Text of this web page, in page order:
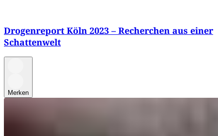
Drogenreport Köln 2023 – Recherchen aus einer
Schattenwelt
Merken